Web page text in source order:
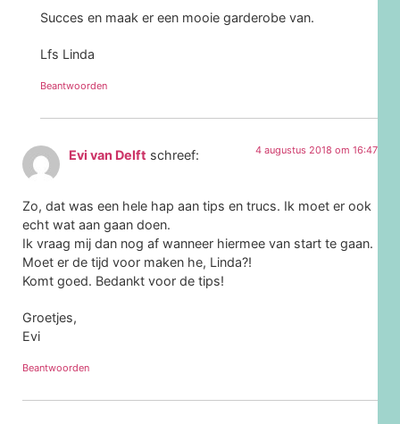
Succes en maak er een mooie garderobe van.
Lfs Linda
Beantwoorden
Evi van Delft schreef: 4 augustus 2018 om 16:47
Zo, dat was een hele hap aan tips en trucs. Ik moet er ook
echt wat aan gaan doen.
Ik vraag mij dan nog af wanneer hiermee van start te gaan.
Moet er de tijd voor maken he, Linda?!
Komt goed. Bedankt voor de tips!
Groetjes,
Evi
Beantwoorden